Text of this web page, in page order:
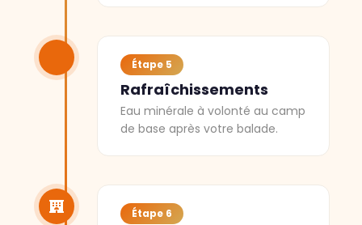
Étape 5
Rafraîchissements
Eau minérale à volonté au camp
de base après votre balade.
Étape 6